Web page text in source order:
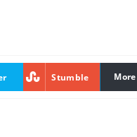
Stumble More